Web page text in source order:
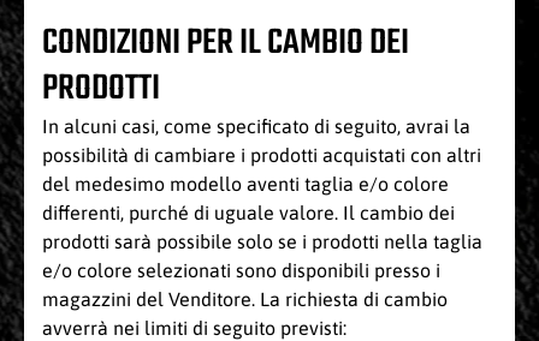
CONDIZIONI PER IL CAMBIO DEI
PRODOTTI
In alcuni casi, come specificato di seguito, avrai la
possibilità di cambiare i prodotti acquistati con altri
del medesimo modello aventi taglia e/o colore
differenti, purché di uguale valore. Il cambio dei
prodotti sarà possibile solo se i prodotti nella taglia
e/o colore selezionati sono disponibili presso i
magazzini del Venditore. La richiesta di cambio
avverrà nei limiti di seguito previsti: